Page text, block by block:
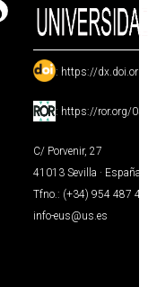
: https://
: https://ror.org/
C/ Porvenir, 27
41013 Sevilla · España
Tfno.: (+34) 954 487
info-eus@us.es